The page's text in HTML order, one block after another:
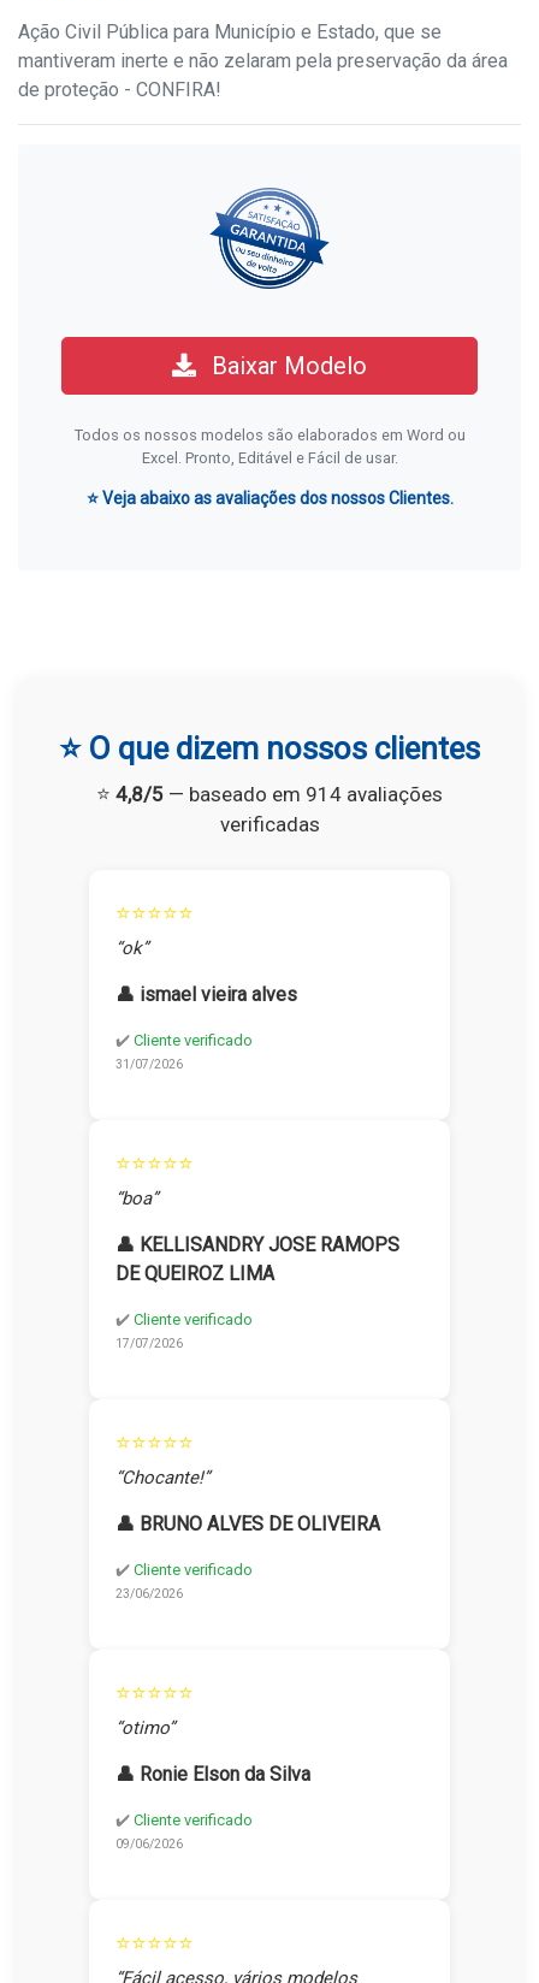
Ação Civil Pública para Município e Estado, que se
mantiveram inerte e não zelaram pela preservação da área
de proteção - CONFIRA!
Baixar Modelo
Todos os nossos modelos são elaborados em Word ou
Excel. Pronto, Editável e Fácil de usar.
⭐ Veja abaixo as avaliações dos nossos Clientes.
⭐ O que dizem nossos clientes
⭐ 4,8/5 — baseado em 914 avaliações
verificadas
⭐⭐⭐⭐⭐
“ok”
👤 ismael vieira alves
✔️ Cliente verificado
31/07/2026
⭐⭐⭐⭐⭐
“boa”
👤 KELLISANDRY JOSE RAMOPS
DE QUEIROZ LIMA
✔️ Cliente verificado
17/07/2026
⭐⭐⭐⭐⭐
“Chocante!”
👤 BRUNO ALVES DE OLIVEIRA
✔️ Cliente verificado
23/06/2026
⭐⭐⭐⭐⭐
“otimo”
👤 Ronie Elson da Silva
✔️ Cliente verificado
09/06/2026
⭐⭐⭐⭐⭐
“Fácil acesso, vários modelos